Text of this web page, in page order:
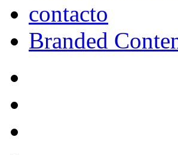
contacto
Branded